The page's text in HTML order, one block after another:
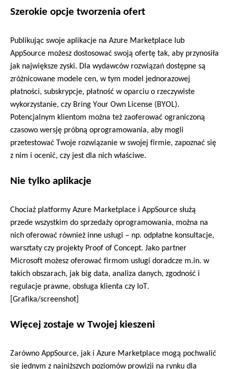
Szerokie opcje tworzenia ofert
Publikując swoje aplikacje na Azure
AppSource możesz dostosować swoją ofertę tak, aby przynosiła
jak największe zyski. Dla wydawców rozwiązań dostępne są
zróżnicowane modele cen, w tym model jednorazowej
płatności, subskrypcje, płatność w oparciu o rzeczywiste
wykorzystanie, czy Bring Your Own License (BYOL).
Potencjalnym klientom można też zaoferować ograniczoną
przetestować Twoje rozwiązanie w swojej firmie, zapoznać się
z nim i ocenić, czy jest dla nich właściwe.
Nie tylko aplikacje
Chociaż platformy Azure Marketplace i AppSource służą
przede wszystkim do sprzedaży oprogramowania, można na
nich oferować również inne usługi – np. odpłatne konsultacje
warsztaty czy projekty Proof of Concept. Jako partner
Microsoft możesz oferować firmom usługi doradcze m.in. w
takich obszarach, jak big data, analiza danych, zgodność i
regulacje prawne, obsługa klienta czy IoT.
[Grafika/screenshot]
Więcej zostaje w Twojej kieszeni
Zarówno AppSource, jak i Azure Marketplace mogą pochwalić
się jednym z najniższych poziomów prowizji na rynku dla